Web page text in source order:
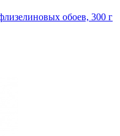
обоев, 300 г